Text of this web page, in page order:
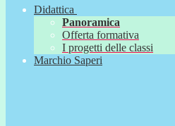
Didattica
Panoramica
Offerta formativa
I progetti delle classi
Marchio Saperi